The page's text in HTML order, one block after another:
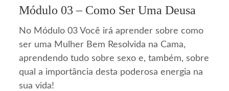
Módulo 03 – Como Ser Uma Deusa
No Módulo 03 Você irá aprender sobre como
ser uma Mulher Bem Resolvida na Cama,
aprendendo tudo sobre sexo e, também, sobre
qual a importância desta poderosa energia na
sua vida!